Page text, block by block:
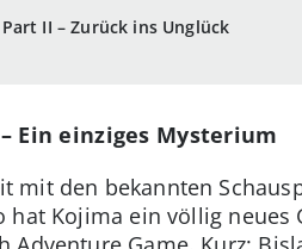
II – Zurück ins Unglück
Ein einziges Mysterium
mit den bekannten
Kojima ein völlig neues